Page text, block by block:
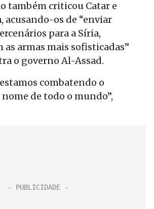
também criticou Catar e
acusando-os de “enviar
para a Síria,
as armas mais sofisticadas”
o governo Al-Assad.
combatendo o
de todo o mundo”,